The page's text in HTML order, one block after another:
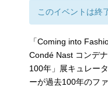
このイベントは終
「Coming into
Condé Nast コンデ
100年」展キュレー
ーが過去100年のフ